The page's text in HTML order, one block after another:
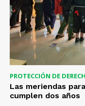
PROTECCIÓN DE
Las meriendas
cumplen dos años